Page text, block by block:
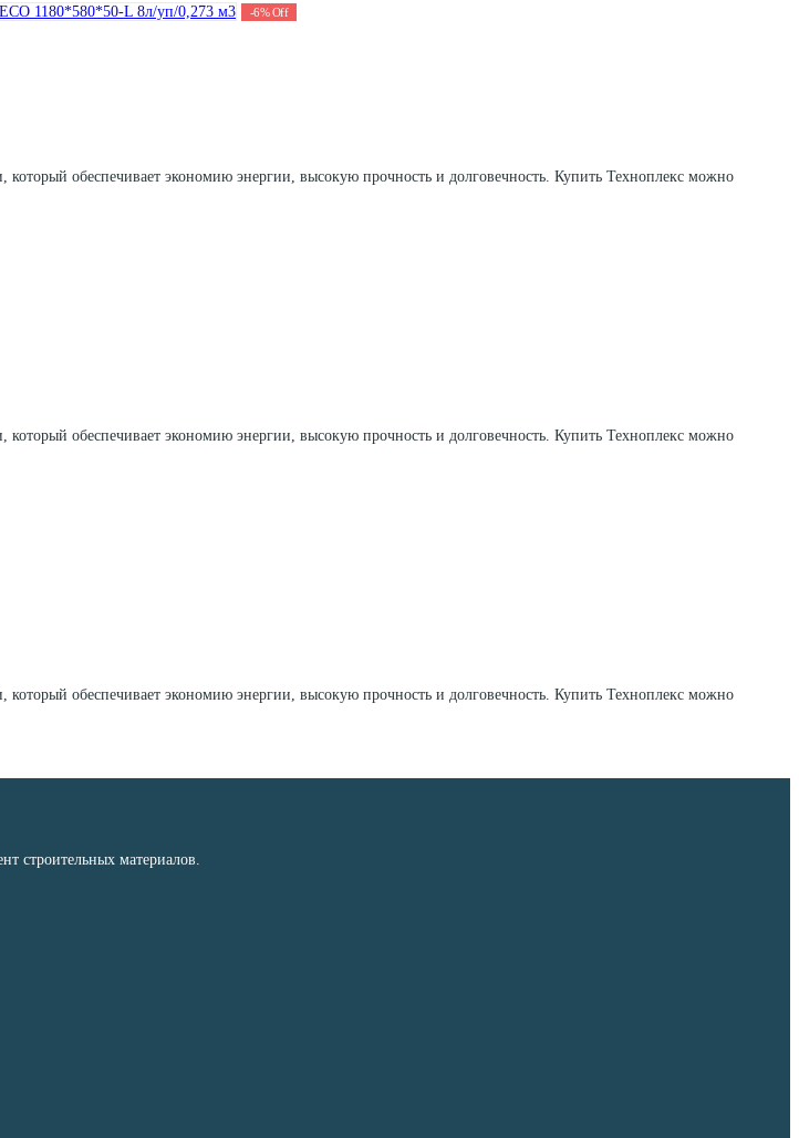
-6% Off
обеспечивает экономию энергии, высокую прочность и долговечность. Купить Техноплекс можно
обеспечивает экономию энергии, высокую прочность и долговечность. Купить Техноплекс можно
обеспечивает экономию энергии, высокую прочность и долговечность. Купить Техноплекс можно
строительных материалов.